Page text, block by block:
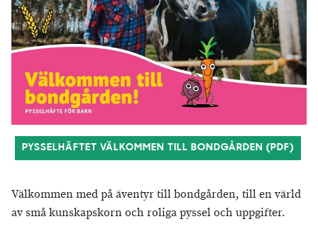
PYSSELHÄFTET VÄLKOMMEN TILL BONDGÅRDEN (PDF)
Välkommen med på äventyr till bondgården, till en värld
av små kunskapskorn och roliga pyssel och uppgifter.